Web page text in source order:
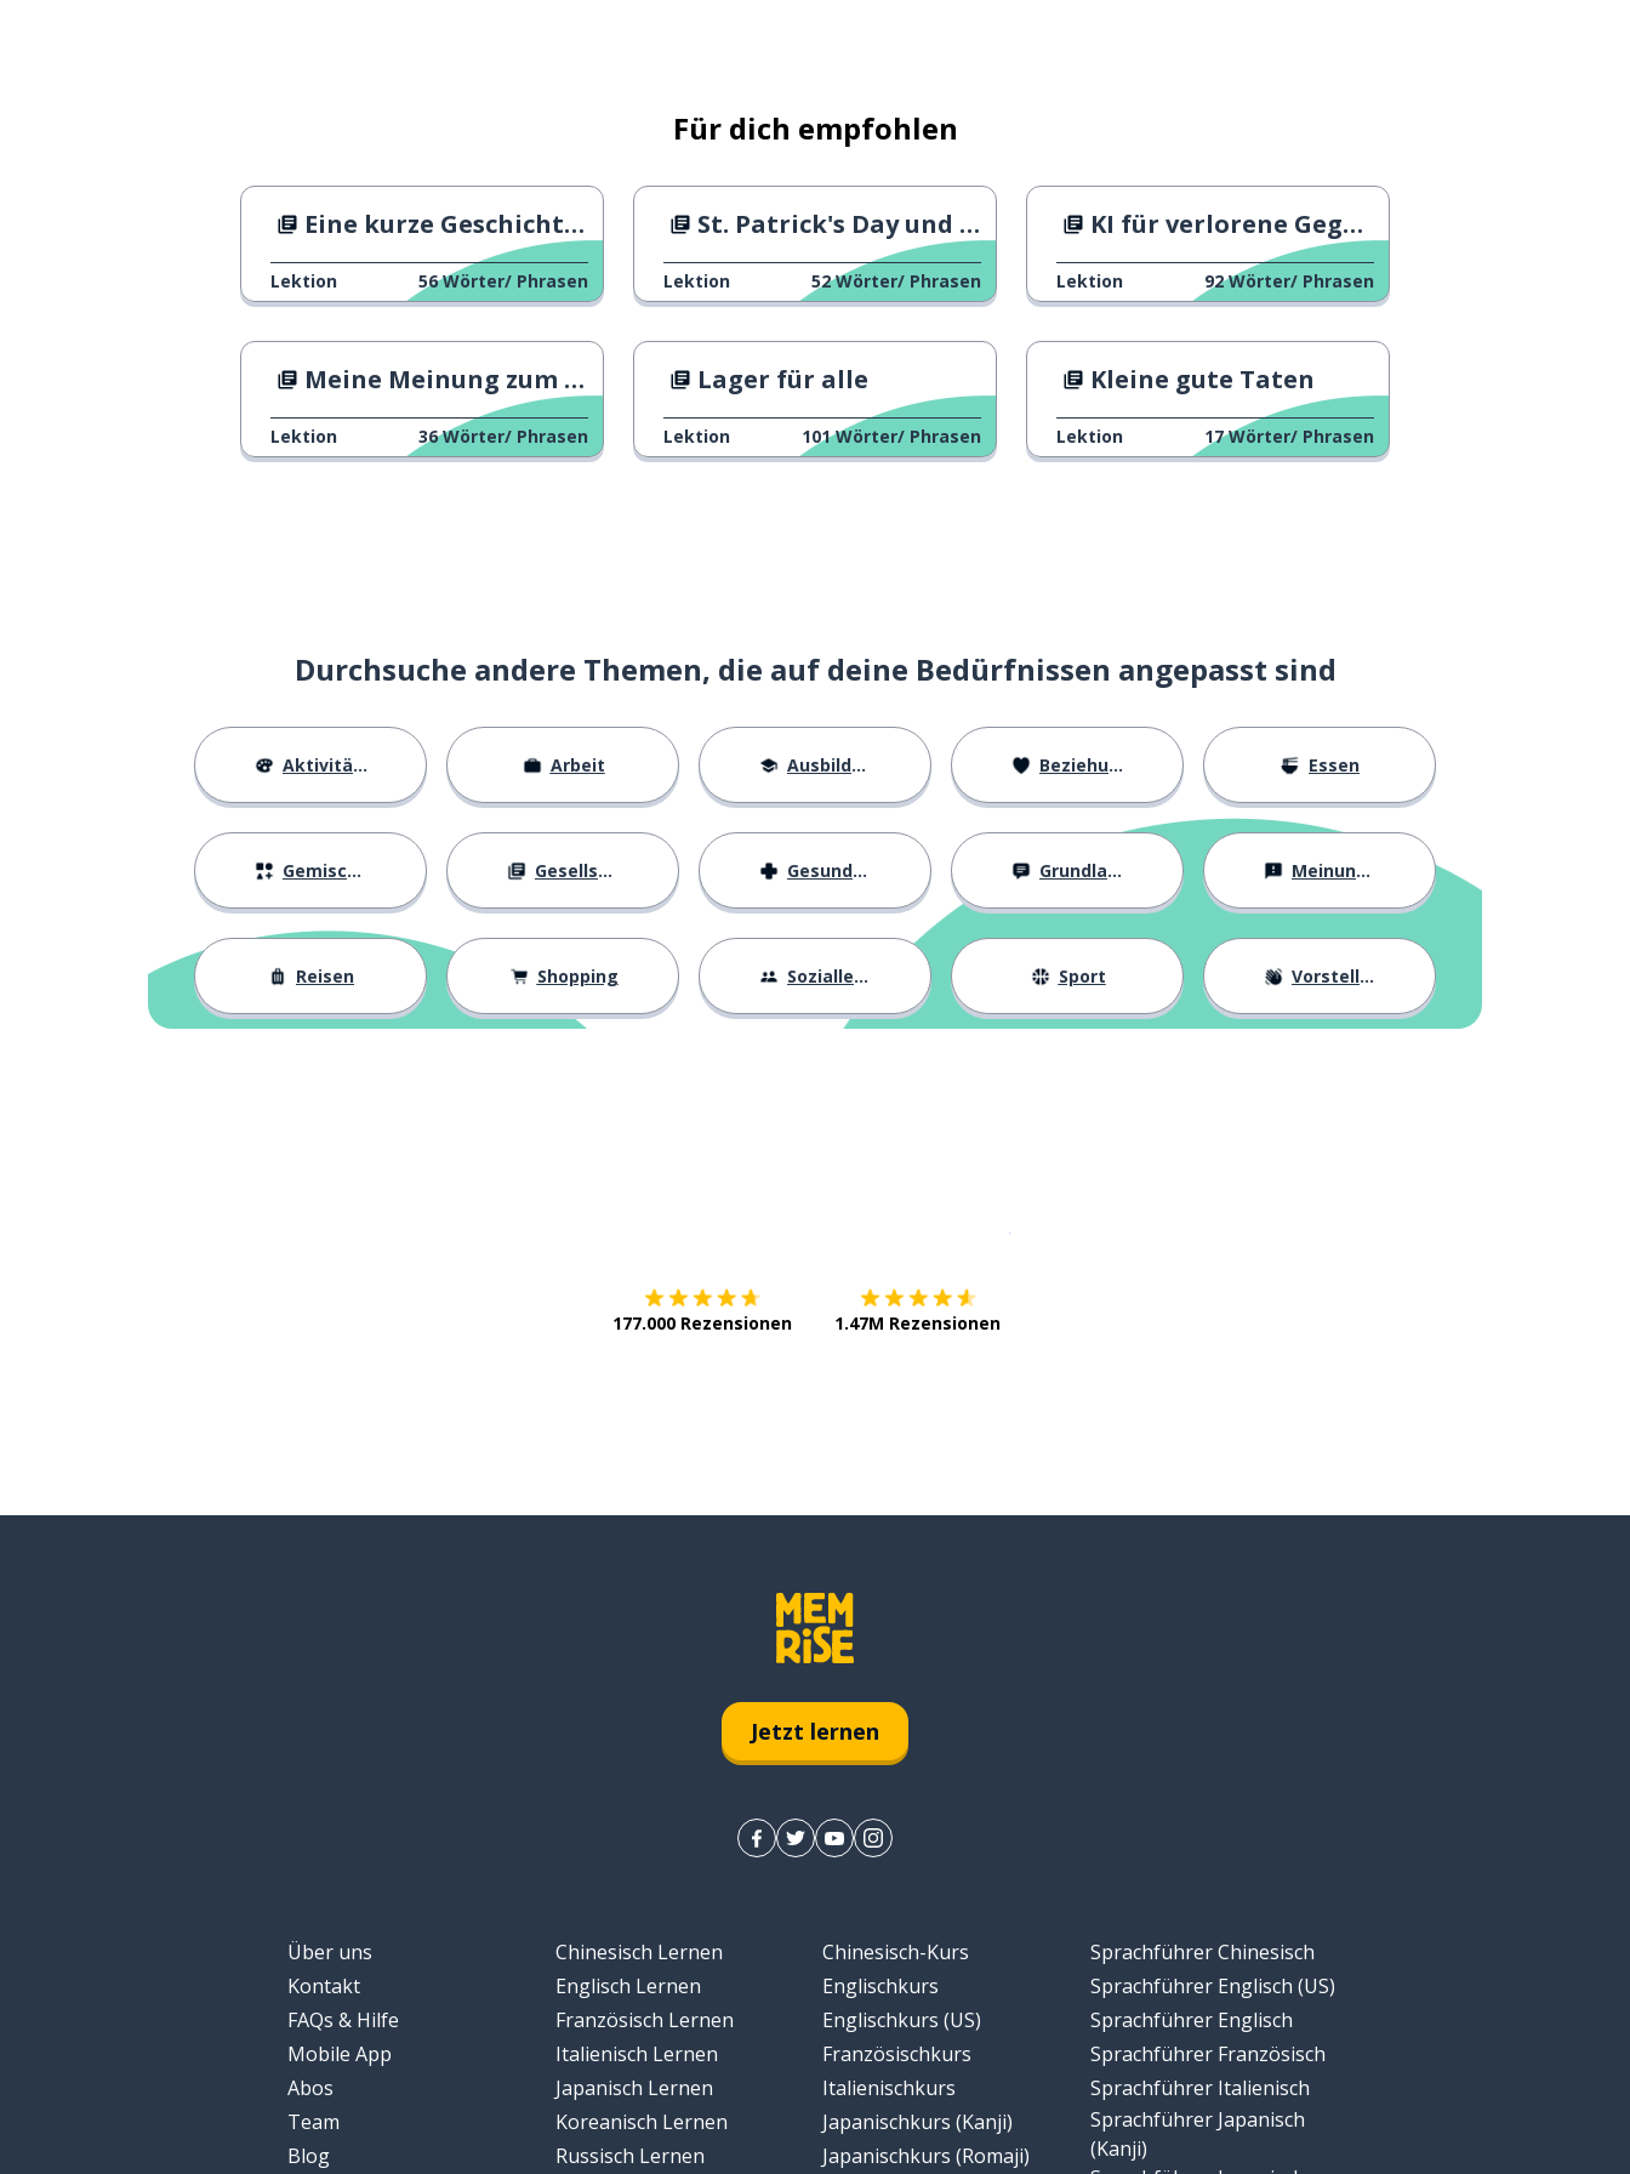
Für dich empfohlen
Eine kurze Geschichte des modernen Kalenders
Lektion 56 Wörter/ Phrasen
St. Patrick's Day und andere irische Traditionen
Lektion 52 Wörter/ Phrasen
KI für verlorene Gegenstände
Lektion 92 Wörter/ Phrasen
Meine Meinung zum Fasten im Ramadan
Lektion 36 Wörter/ Phrasen
Lager für alle
Lektion 101 Wörter/ Phrasen
Kleine gute Taten
Lektion 17 Wörter/ Phrasen
Durchsuche andere Themen, die auf deine Bedürfnissen angepasst sind
Aktivitäten Arbeit Ausbildung Beziehungen Essen
Gemischtes Gesellschaft Gesundheit Grundlagen Meinungen
Reisen Shopping Sozialleben Sport Vorstellung
177.000 Rezensionen 1.47M Rezensionen
Jetzt lernen
Über uns
Kontakt
FAQs & Hilfe
Mobile App
Abos
Team
Blog
Chinesisch Lernen
Englisch Lernen
Französisch Lernen
Italienisch Lernen
Japanisch Lernen
Koreanisch Lernen
Russisch Lernen
Chinesisch-Kurs
Englischkurs
Englischkurs (US)
Französischkurs
Italienischkurs
Japanischkurs (Kanji)
Japanischkurs (Romaji)
Sprachführer Chinesisch
Sprachführer Englisch (US)
Sprachführer Englisch
Sprachführer Französisch
Sprachführer Italienisch
Sprachführer Japanisch
(Kanji)